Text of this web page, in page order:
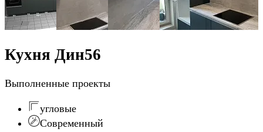
Кухня Дин56
Выполненные проекты
угловые
Современный